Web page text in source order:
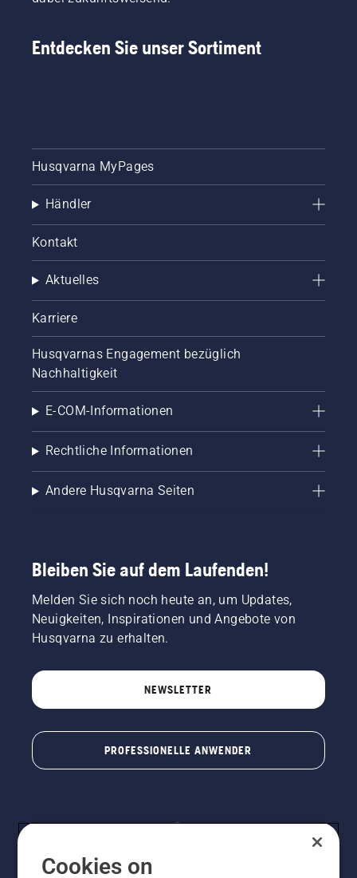
Entdecken Sie unser Sortiment
Husqvarna MyPages
Händler
Kontakt
Aktuelles
Karriere
Husqvarnas Engagement bezüglich
Nachhaltigkeit
E-COM-Informationen
Rechtliche Informationen
Andere Husqvarna Seiten
Bleiben Sie auf dem Laufenden!
Melden Sie sich noch heute an, um Updates,
Neuigkeiten, Inspirationen und Angebote von
Husqvarna zu erhalten.
NEWSLETTER
PROFESSIONELLE ANWENDER
Cookies on